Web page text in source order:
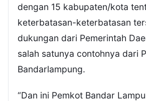
dengan 15 kabupaten/kota
keterbatasan-keterbatasan
dukungan dari Pemerintah
salah satunya contohnya dari
Bandarlampung.
“Dan ini Pemkot Bandar